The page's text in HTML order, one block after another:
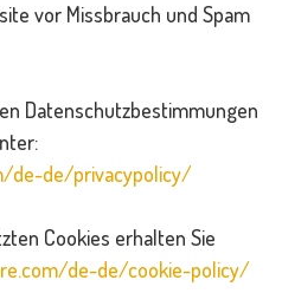
vor Missbrauch und Spam
Datenschutzbestimmungen
de-de/privacypolicy/
Cookies erhalten Sie
de-de/cookie-policy/